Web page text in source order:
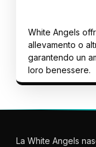
White Angels
allevamento o
garantendo un
loro benessere.
La White Angels